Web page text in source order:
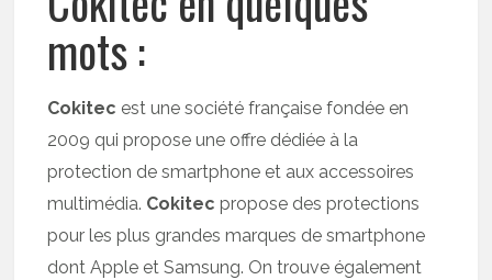
mots :
Cokitec est une société française fondée en
2009 qui propose une offre dédiée à la
protection de smartphone et aux accessoires
multimédia. Cokitec propose des protections
pour les plus grandes marques de smartphone
dont Apple et Samsung. On trouve également